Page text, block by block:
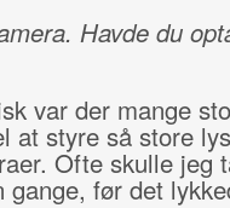
Havde du
var der mange
at styre så store
Ofte skulle jeg
før det